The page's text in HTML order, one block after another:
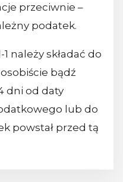
przeciwnie –
podatek.
należy składać do
bądź
dni od daty
lub do
powstał przed tą